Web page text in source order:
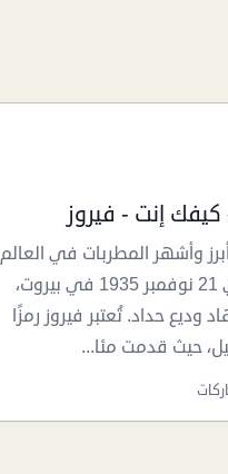
كيفك إنت - فيروز
وأشهر المطربات في العالم
العربي، وُلدت في 21 نوفمبر 1935 في بيروت،
وديع حداد. تُعتبر فيروز رمزًا
حيث قدمت مئا...